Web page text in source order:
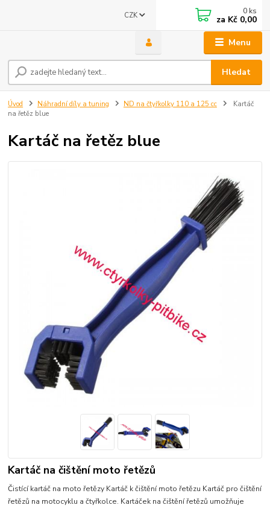
Menu
CZK
Hledat
0 ks
za Kč 0,00
Úvod Náhradní díly a tuning ND na čtyřkolky 110 a 125 cc
Kartáč
na řetěz blue
Kartáč na řetěz blue
Kartáč na čištění moto řetězů
Čistící kartáč na moto řetězy Kartáč k čištění moto řetězu Kartáč pro čištění
řetězů na motocyklu a čtyřkolce. Kartáček na čištění řetězů umožňuje